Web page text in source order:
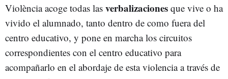
Violènciaacoge todas las verbalizaciones que vive o ha
vivido el alumnado, tanto dentro de como fuera del
centro educativo, y pone en marcha los circuitos
correspondientes con el centro educativo para
acompañarlo en el abordaje de esta violencia a través de